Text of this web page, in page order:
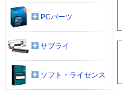
PCパーツ
サプライ
ソフト・ライセンス